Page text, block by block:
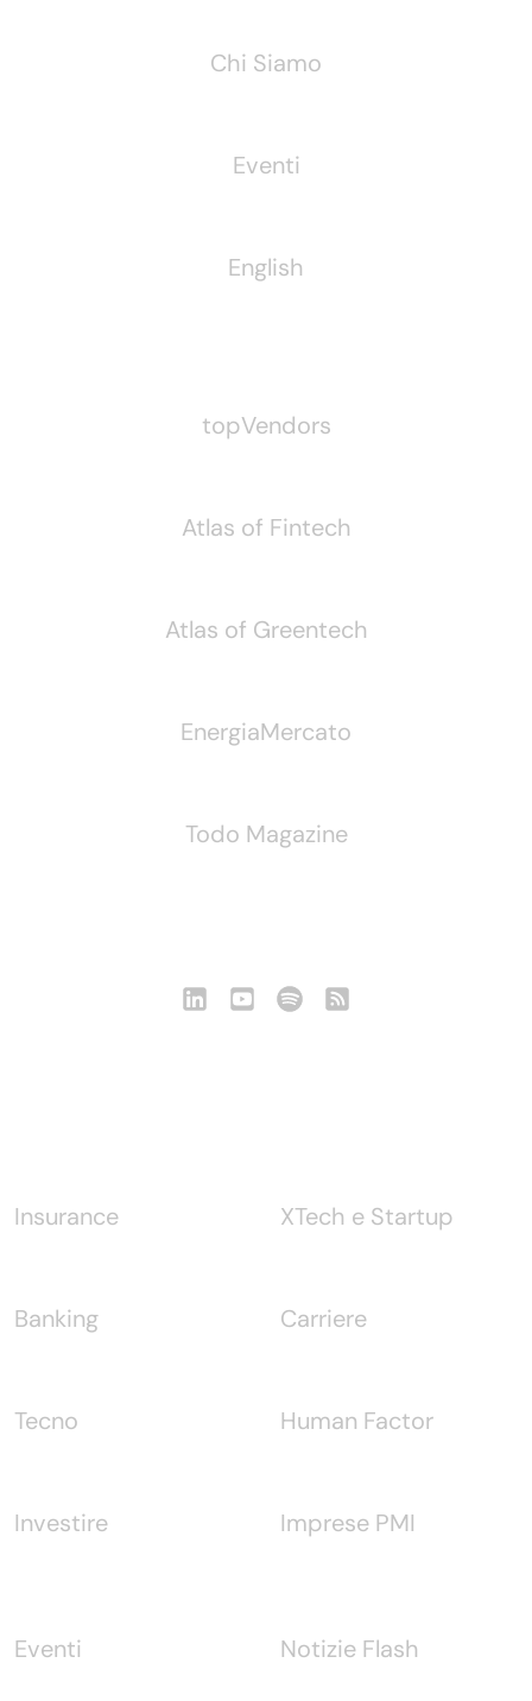
Chi Siamo
Eventi
English
topVendors
Atlas of Fintech
Atlas of Greentech
EnergiaMercato
Todo Magazine
Insurance
Banking
Tecno
Investire
XTech e Startup
Carriere
Human Factor
Imprese PMI
Eventi Notizie Flash